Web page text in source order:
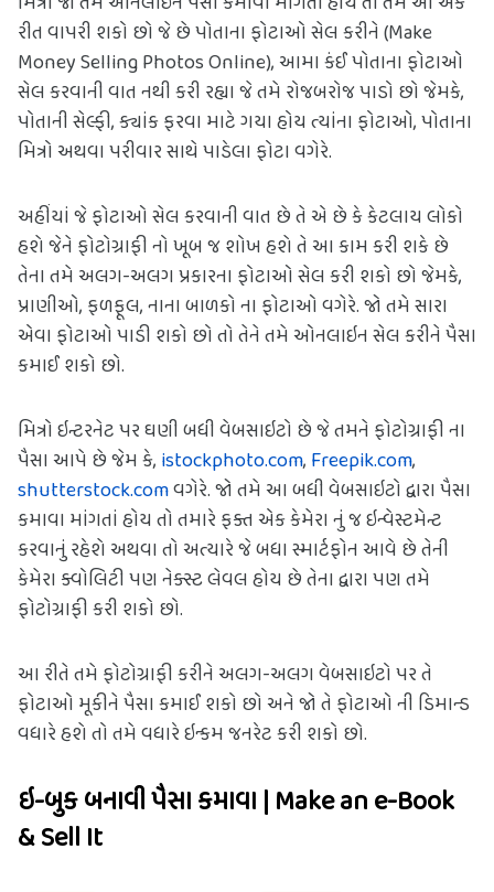
રીત વાપરી શકો છો જે છે પોતાના ફોટાઓ સેલ કરીને (Make
Money Selling Photos Online), આમા કંઈ પોતાના ફોટાઓ
સેલ કરવાની વાત નથી કરી રહ્યા જે તમે રોજબરોજ પાડો છો જેમકે,
પોતાની સેલ્ફી, ક્યાંક ફરવા માટે ગયા હોય ત્યાંના ફોટાઓ, પોતાના
મિત્રો અથવા પરીવાર સાથે પાડેલા ફોટા વગેરે.
અહીંયાં જે ફોટાઓ સેલ કરવાની વાત છે તે એ છે કે કેટલાય લોકો
હશે જેને ફોટોગ્રાફી નો ખૂબ જ શોખ હશે તે આ કામ કરી શકે છે
તેના તમે અલગ-અલગ પ્રકારના ફોટાઓ સેલ કરી શકો છો જેમકે,
પ્રાણીઓ, ફળફૂલ, નાના બાળકો ના ફોટાઓ વગેરે. જો તમે સારા
એવા ફોટાઓ પાડી શકો છો તો તેને તમે ઓનલાઇન સેલ કરીને પૈસા
કમાઈ શકો છો.
મિત્રો ઇન્ટરનેટ પર ઘણી બધી વેબસાઇટો છે જે તમને ફોટોગ્રાફી ના
પૈસા આપે છે જેમ કે, istockphoto.com, Freepik.com
shutterstock.com વગેરે. જો તમે આ બધી વેબસાઇટો દ્વારા પૈસા
કમાવા માંગતાં હોય તો તમારે ફક્ત એક કેમેરા નું જ ઇન્વેસ્ટમેન્ટ
કરવાનું રહેશે અથવા તો અત્યારે જે બધા સ્માર્ટફોન આવે છે તેની
કેમેરા ક્વોલિટી પણ નેક્સ્ટ લેવલ હોય છે તેના દ્વારા પણ તમે
ફોટોગ્રાફી કરી શકો છો.
આ રીતે તમે ફોટોગ્રાફી કરીને અલગ-અલગ વેબસાઇટો પર તે
ફોટાઓ મૂકીને પૈસા કમાઈ શકો છો અને જો તે ફોટાઓ ની ડિમાન્ડ
વધારે હશે તો તમે વધારે ઇન્કમ જનરેટ કરી શકો છો.
ઇ-બુક બનાવી પૈસા કમાવા | Make an e-Book
& Sell It